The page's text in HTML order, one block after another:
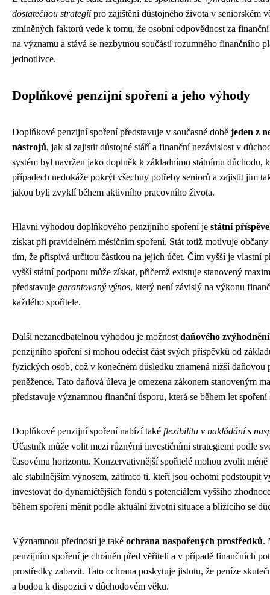
dostatečnou strategiípro zajištění důstojného života v seniorském
zmíněných faktorů vede k tomu, že osobní odpovědnost za
na významu a stává se nezbytnou součástí rozumného finančního
jednotlivce.
Doplňkové penzijní spoření a jeho výhody
Doplňkové penzijní spoření představuje v současné době jeden z
nástrojů, jak si zajistit důstojné stáří a finanční nezávislost v
systém byl navržen jako doplněk k základnímu státnímu důchodu,
případech nedokáže pokrýt všechny potřeby seniorů a zajistit jim
jakou byli zvyklí během aktivního pracovního života.
Hlavní výhodou doplňkového penzijního spoření je státní
získat při pravidelném měsíčním spoření. Stát totiž motivuje
tím, že přispívá určitou částkou na jejich účet. Čím vyšší je vlastní
vyšší státní podporu může získat, přičemž existuje stanovený
představuje garantovaný výnos, který není závislý na výkonu
každého spořitele.
Další nezanedbatelnou výhodou je možnost daňového zvýhodnění
penzijního spoření si mohou odečíst část svých příspěvků od
fyzických osob, což v konečném důsledku znamená nižší daňovou
peněžence. Tato daňová úleva je omezena zákonem stanoveným
představuje významnou finanční úsporu, která se během let spoření
Doplňkové penzijní spoření nabízí také flexibilitu v nakládání s
Účastník může volit mezi různými investičními strategiemi podle
časovému horizontu. Konzervativnější spořitelé mohou zvolit
ale stabilnějším výnosem, zatímco ti, kteří jsou ochotni podstoupit
investovat do dynamičtějších fondů s potenciálem vyššího
během spoření měnit podle aktuální životní situace a blížícího se
Významnou předností je také ochrana naspořených prostředků.
penzijním spoření je chráněn před věřiteli a v případě finančních
prostředky zabavit. Tato ochrana poskytuje jistotu, že peníze
a budou k dispozici v důchodovém věku.